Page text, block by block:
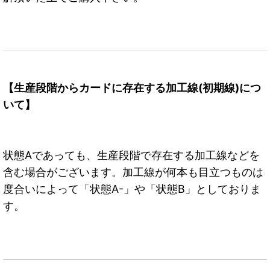
【生産段階からカードに存在する加工線(初期線)につ
いて】
状態Aであっても、生産段階で存在する加工線などを
含む場合がございます。加工線が何本も目立つものは
度合いによって「状態A-」や「状態B」としておりま
す。